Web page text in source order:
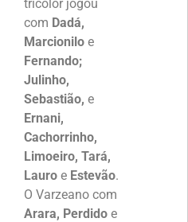
tricolor jogou
com Dadá,
Marcionilo e
Fernando;
Julinho,
Sebastião, e
Ernani,
Cachorrinho,
Limoeiro, Tará,
Lauro e Estevão.
O Varzeano com
Arara, Perdido e